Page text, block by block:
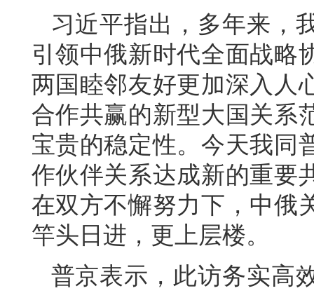
习近平指出，多年来，
引领中俄新时代全面战略
两国睦邻友好更加深入人
合作共赢的新型大国关系
宝贵的稳定性。今天我同
作伙伴关系达成新的重要
在双方不懈努力下，中俄
竿头日进，更上层楼。
普京表示，此访务实高